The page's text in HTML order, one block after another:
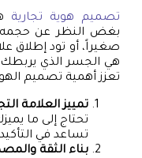
تصميم هوية تجارية
بغض النظر عن حجمه
صغيراً، أو تود إطلاق
هي الجسر الذي
تعزز أهمية تصميم
تمييز العلامة
تحتاج إلى ما
تساعد في
بناء الثقة